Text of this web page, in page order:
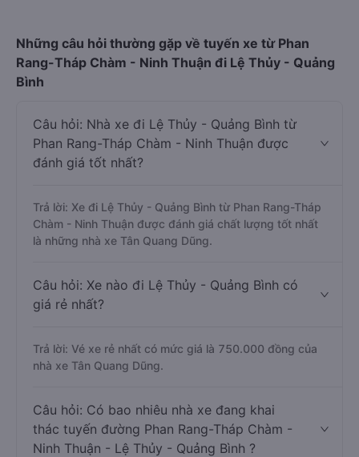
Những câu hỏi thường gặp về tuyến xe từ Phan
Rang-Tháp Chàm - Ninh Thuận đi Lệ Thủy - Quảng
Bình
Câu hỏi: Nhà xe đi Lệ Thủy - Quảng Bình từ
Phan Rang-Tháp Chàm - Ninh Thuận được
đánh giá tốt nhất?
Trả lời: Xe đi Lệ Thủy - Quảng Bình từ Phan Rang-Tháp
Chàm - Ninh Thuận được đánh giá chất lượng tốt nhất
là những nhà xe Tân Quang Dũng.
Câu hỏi: Xe nào đi Lệ Thủy - Quảng Bình có
giá rẻ nhất?
Trả lời: Vé xe rẻ nhất có mức giá là 750.000 đồng của
nhà xe Tân Quang Dũng.
Câu hỏi: Có bao nhiêu nhà xe đang khai
thác tuyến đường Phan Rang-Tháp Chàm -
Ninh Thuận - Lệ Thủy - Quảng Bình ?